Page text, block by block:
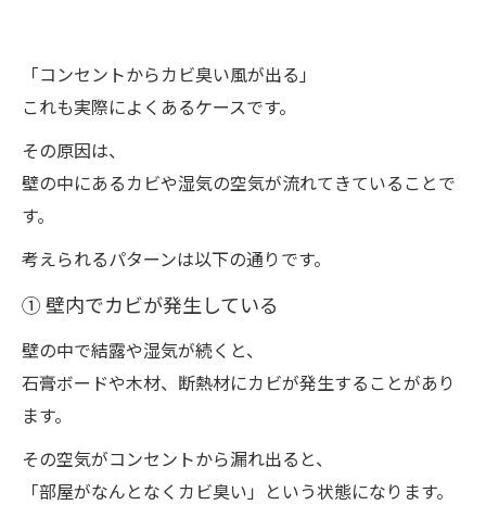
「コンセントからカビ臭い風が出る」
これも実際によくあるケースです。
その原因は、
壁の中にあるカビや湿気の空気が流れてきていることで
す。
考えられるパターンは以下の通りです。
① 壁内でカビが発生している
壁の中で結露や湿気が続くと、
石膏ボードや木材、断熱材にカビが発生することがあり
ます。
その空気がコンセントから漏れ出ると、
「部屋がなんとなくカビ臭い」という状態になります。